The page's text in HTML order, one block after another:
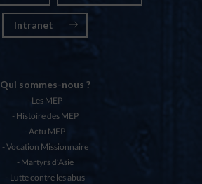
Intranet
Qui sommes-nous ?
Les MEP
Histoire des MEP
Actu MEP
Vocation Missionnaire
Martyrs d’Asie
Lutte contre les abus